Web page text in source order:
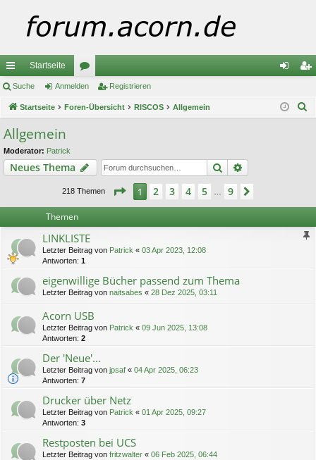
ch
ne
llz
ug
riff
Startseite
or
en m ist
Suche Anmelden Registrieren
Startseite Foren-Übersicht RISCOS Allgemein
Allgemein
Moderator: Patrick
Neues Thema Suche
218 Themen Seite 1 von 9
1 2 3 4 5 9
Themen
LINKLISTE
Letzter Beitrag von Patrick « 03 Apr 2023, 12:08
Antworten: 1
eigenwillige Bücher passend zum Thema
Letzter Beitrag von naitsabes « 28 Dez 2025, 03:11
Acorn USB
Letzter Beitrag von Patrick « 09 Jun 2025, 13:08
Antworten: 2
Der 'Neue'...
Letzter Beitrag von jpsaf « 04 Apr 2025, 06:23
Antworten: 7
Drucker über Netz
Letzter Beitrag von Patrick « 01 Apr 2025, 09:27
Antworten: 3
Restposten bei UCS
Letzter Beitrag von fritzwalter « 06 Feb 2025, 06:44